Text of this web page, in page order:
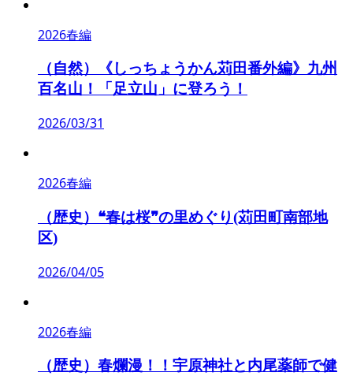
2026春編
（自然）《しっちょうかん苅田番外編》九州
百名山！「足立山」に登ろう！
2026/03/31
2026春編
（歴史）❝春は桜❞の里めぐり(苅田町南部地
区)
2026/04/05
2026春編
（歴史）春爛漫！！宇原神社と内尾薬師で健